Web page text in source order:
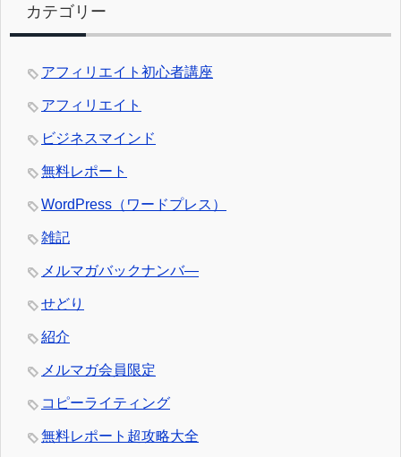
カテゴリー
アフィリエイト初心者講座
アフィリエイト
ビジネスマインド
無料レポート
WordPress（ワードプレス）
雑記
メルマガバックナンバ―
せどり
紹介
メルマガ会員限定
コピーライティング
無料レポート超攻略大全